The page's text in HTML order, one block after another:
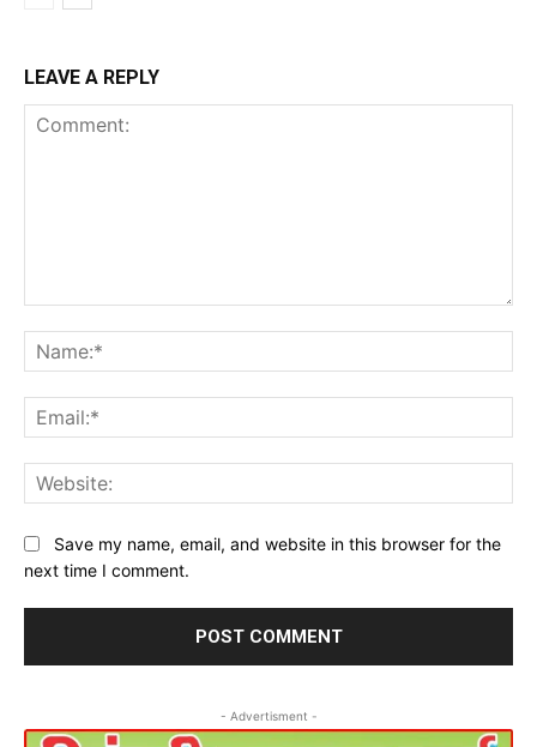
LEAVE A REPLY
Save my name, email, and website in this browser for the
next time I comment.
- Advertisment -